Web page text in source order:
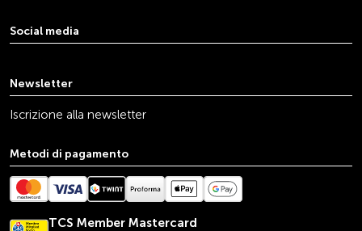
Social media
Newsletter
Iscrizione alla newsletter
Metodi di pagamento
TCS Member Mastercard